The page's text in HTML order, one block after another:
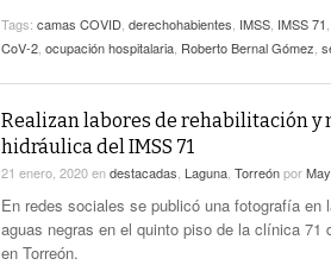
Tags: camas COVID derechohabientes IMSS IMSS 71
CoV-2 ocupación hospitalaria Roberto Bernal Gómez
Realizan labores de rehabilitación
hidráulica del IMSS 71
21 enero, 2020endestacadas Laguna Torreónpor
En redes sociales se publicó una fotografía en
aguas negras en el quinto piso de la clínica
en Torreón.